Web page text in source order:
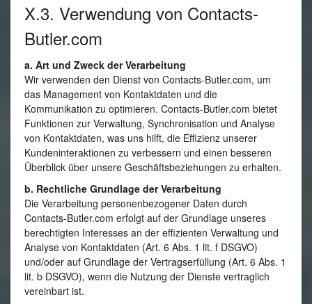
X.3. Verwendung von Contacts-
Butler.com
a. Art und Zweck der Verarbeitung
Wir verwenden den Dienst von Contacts-Butler.com, um
das Management von Kontaktdaten und die
Kommunikation zu optimieren. Contacts-Butler.com bietet
Funktionen zur Verwaltung, Synchronisation und Analyse
von Kontaktdaten, was uns hilft, die Effizienz unserer
Kundeninteraktionen zu verbessern und einen besseren
Überblick über unsere Geschäftsbeziehungen zu erhalten.
b. Rechtliche Grundlage der Verarbeitung
Die Verarbeitung personenbezogener Daten durch
Contacts-Butler.com erfolgt auf der Grundlage unseres
berechtigten Interesses an der effizienten Verwaltung und
Analyse von Kontaktdaten (Art. 6 Abs. 1 lit. f DSGVO)
und/oder auf Grundlage der Vertragserfüllung (Art. 6 Abs. 1
lit. b DSGVO), wenn die Nutzung der Dienste vertraglich
vereinbart ist.